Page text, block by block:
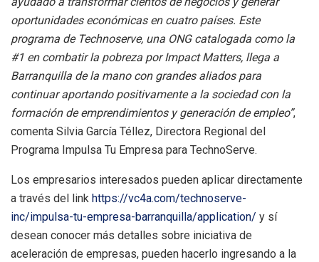
oportunidades económicas en cuatro países. Este
programa de Technoserve, una ONG catalogada como la
#1 en combatir la pobreza por Impact Matters, llega a
Barranquilla de la mano con grandes aliados para
continuar aportando positivamente a la sociedad con la
formación de emprendimientos y generación de empleo”,
comenta Silvia García Téllez, Directora Regional del
Programa Impulsa Tu Empresa para TechnoServe.
Los empresarios interesados pueden aplicar directamente
a través del link https://vc4a.com/technoserve-
inc/impulsa-tu-empresa-barranquilla/application/ y sí
desean conocer más detalles sobre iniciativa de
aceleración de empresas, pueden hacerlo ingresando a la